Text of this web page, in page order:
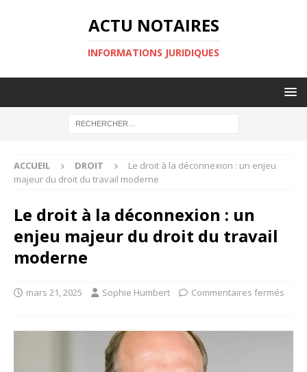
ACTU NOTAIRES
INFORMATIONS JURIDIQUES
ACCUEIL DROIT
Le droit à la déconnexion : un enjeu
majeur du droit du travail moderne
Le droit à la déconnexion : un
enjeu majeur du droit du travail
moderne
mars 21, 2025 Sophie Humbert Commentaires fermés